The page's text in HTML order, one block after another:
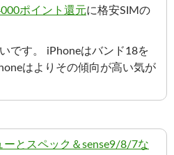
ポイント還元に格安SIMの
です。 iPhoneはバンド18を
はよりその傾向が高い気が
ーとスペック＆sense9/8/7な